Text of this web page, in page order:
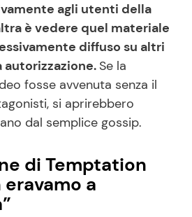
agli utenti della
è vedere quel materiale
diffuso su altri
autorizzazione. Se la
fosse avvenuta senza il
si aprirebbero
dal semplice gossip.
di Temptation
eravamo a